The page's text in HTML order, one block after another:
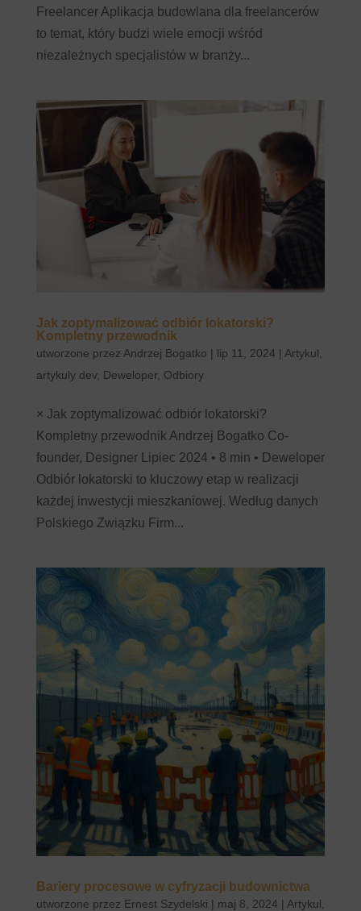
Freelancer Aplikacja budowlana dla freelancerów
to temat, który budzi wiele emocji wśród
niezależnych specjalistów w branży...
Jak zoptymalizować odbiór lokatorski?
Kompletny przewodnik
utworzone przez Andrzej Bogatko | lip 11, 2024 | Artykul
artykuly dev, Deweloper, Odbiory
× Jak zoptymalizować odbiór lokatorski?
Kompletny przewodnik Andrzej Bogatko Co-
founder, Designer Lipiec 2024 • 8 min • Deweloper
Odbiór lokatorski to kluczowy etap w realizacji
każdej inwestycji mieszkaniowej. Według danych
Polskiego Związku Firm...
Bariery procesowe w cyfryzacji budownictwa
utworzone przez Ernest Szydelski | maj 8, 2024 | Artykul